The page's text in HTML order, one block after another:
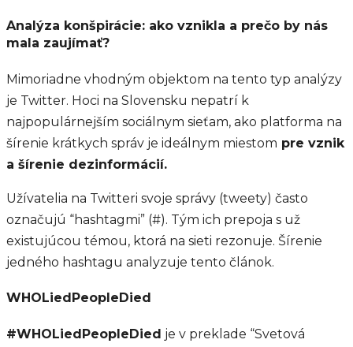
Analýza konšpirácie: ako vznikla a prečo by nás
mala zaujímať?
Mimoriadne vhodným objektom na tento typ analýzy
je Twitter. Hoci na Slovensku nepatrí k
najpopulárnejším sociálnym sieťam, ako platforma na
šírenie krátkych správ je ideálnym miestom pre vznik
a šírenie dezinformácií.
Užívatelia na Twitteri svoje správy (tweety) často
označujú “hashtagmi” (#). Tým ich prepoja s už
existujúcou témou, ktorá na sieti rezonuje. Šírenie
jedného hashtagu analyzuje tento článok.
WHOLiedPeopleDied
#WHOLiedPeopleDied je v preklade “Svetová